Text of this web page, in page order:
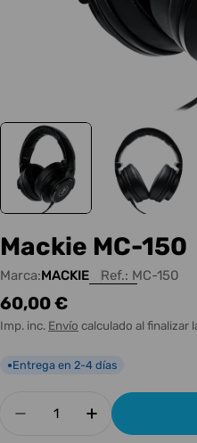
Mackie MC-150
Marca:MACKIE Ref.: MC-150
Precio
habitual
60,00 €
Imp. inc. Envío calculado al finalizar
●Entrega en 2-4 días
Disminuir cantidad
Aumentar